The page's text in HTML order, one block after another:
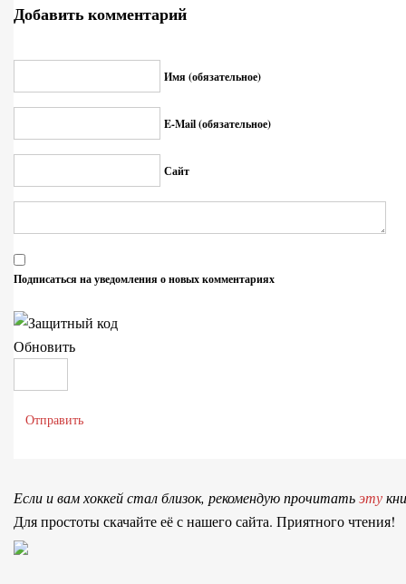
Добавить комментарий
Имя (обязательное)
E-Mail (обязательное)
Сайт
Подписаться на уведомления о новых комментариях
Обновить
Отправить
Если и вам хоккей стал близок, рекомендую прочитатьэту
Для простоты скачайте её с нашего сайта. Приятного чтения!